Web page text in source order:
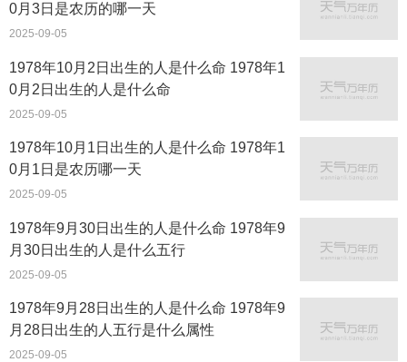
0月3日是农历的哪一天
2025-09-05
1978年10月2日出生的人是什么命 1978年1
0月2日出生的人是什么命
2025-09-05
1978年10月1日出生的人是什么命 1978年1
0月1日是农历哪一天
2025-09-05
1978年9月30日出生的人是什么命 1978年9
月30日出生的人是什么五行
2025-09-05
1978年9月28日出生的人是什么命 1978年9
月28日出生的人五行是什么属性
2025-09-05